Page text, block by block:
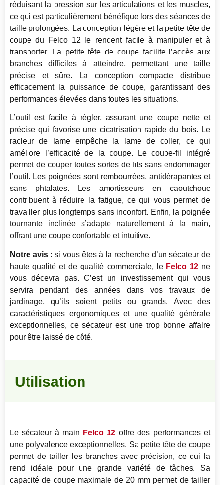
réduisant la pression sur les articulations et les muscles,
ce qui est particulièrement bénéfique lors des séances de
taille prolongées. La conception légère et la petite tête de
coupe du Felco 12 le rendent facile à manipuler et à
transporter. La petite tête de coupe facilite l’accès aux
branches difficiles à atteindre, permettant une taille
précise et sûre. La conception compacte distribue
efficacement la puissance de coupe, garantissant des
performances élevées dans toutes les situations.
L’outil est facile à régler, assurant une coupe nette et
précise qui favorise une cicatrisation rapide du bois. Le
racleur de lame empêche la lame de coller, ce qui
améliore l’efficacité de la coupe. Le coupe-fil intégré
permet de couper toutes sortes de fils sans endommager
l’outil. Les poignées sont rembourrées, antidérapantes et
sans phtalates. Les amortisseurs en caoutchouc
contribuent à réduire la fatigue, ce qui vous permet de
travailler plus longtemps sans inconfort. Enfin, la poignée
tournante inclinée s’adapte naturellement à la main,
offrant une coupe confortable et intuitive.
Notre avis: si vous êtes à la recherche d’un sécateur de
haute qualité et de qualité commerciale, le Felco 12ne
vous décevra pas. C’est un investissement qui vous
servira pendant des années dans vos travaux de
jardinage, qu’ils soient petits ou grands. Avec des
caractéristiques ergonomiques et une qualité générale
exceptionnelles, ce sécateur est une trop bonne affaire
pour être laissé de côté.
Utilisation
Le sécateur à main Felco 12 offre des performances et
une polyvalence exceptionnelles. Sa petite tête de coupe
permet de tailler les branches avec précision, ce qui la
rend idéale pour une grande variété de tâches. Sa
capacité de coupe maximale de 20 mm permet de tailler